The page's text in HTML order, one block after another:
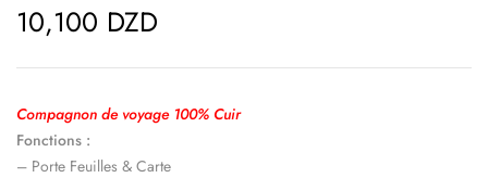
10,100 DZD
Compagnon de voyage 100% Cuir
Fonctions :
– Porte Feuilles & Carte